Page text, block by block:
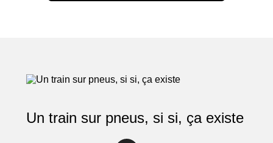
Un train sur pneus, si si, ça existe